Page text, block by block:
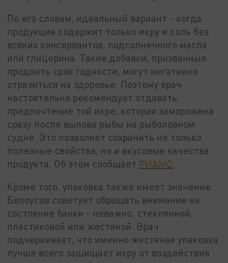
По его словам, идеальный вариант - когда
продукция содержит только икру и соль без
всяких консервантов, подсолнечного масла
или глицерина. Такие добавки, призванные
продлить срок годности, могут негативно
отразиться на здоровье. Поэтому врач
настоятельно рекомендует отдавать
предпочтение той икре, которая заморожена
сразу после вылова рыбы на рыболовном
судне. Это позволяет сохранить не только
полезные свойства, но и вкусовые качества
продукта. Об этом сообщает РИАМО
Кроме того, упаковка также имеет значение.
Белоусов советует обращать внимание на
состояние банки - неважно, стеклянной,
пластиковой или жестяной. Врач
подчёркивает, что именно жестяная упаковка
лучше всего защищает икру от воздействия